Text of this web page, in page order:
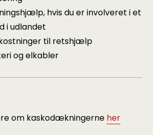
hvis du er involveret i et
i udlandet
til retshjælp
og elkabler
om kaskodækningerne her